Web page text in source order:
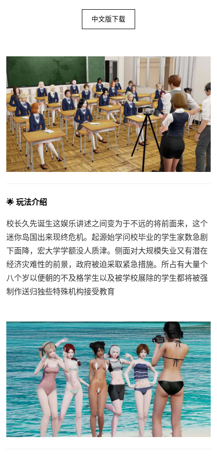
中文版下载
🌟 玩法介绍
校长久先诞生这娱乐讲述之间变为于不远的将前面来，这个
迷你岛国出来现终危机。起源始学问校毕业的学生家数急剧
下面降，宏大学学额没人质津。侧面对大规模失业又有潜在
经济灾难性的前景，政府被迫采取紧急措施。所占有大量个
八个岁以便朝的不及格学生以及被学校展除的学生都将被强
制作送归独些特殊机构接受教育